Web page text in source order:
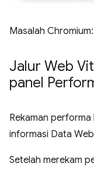
Masalah Chromium:
Jalur Web
panel
Rekaman performa
informasi Data
Setelah merekam